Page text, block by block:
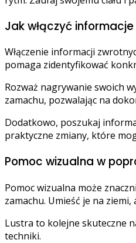
Jak włączyć
Włączenie informacji
pomaga zidentyfikować
Rozważ nagrywanie swoich
zamachu, pozwalając na
Dodatkowo, poszukaj
praktyczne zmiany, które
Pomoc wizualna w
Pomoc wizualna może
zamachu. Umieść je na
Lustra to kolejne skuteczne
techniki.